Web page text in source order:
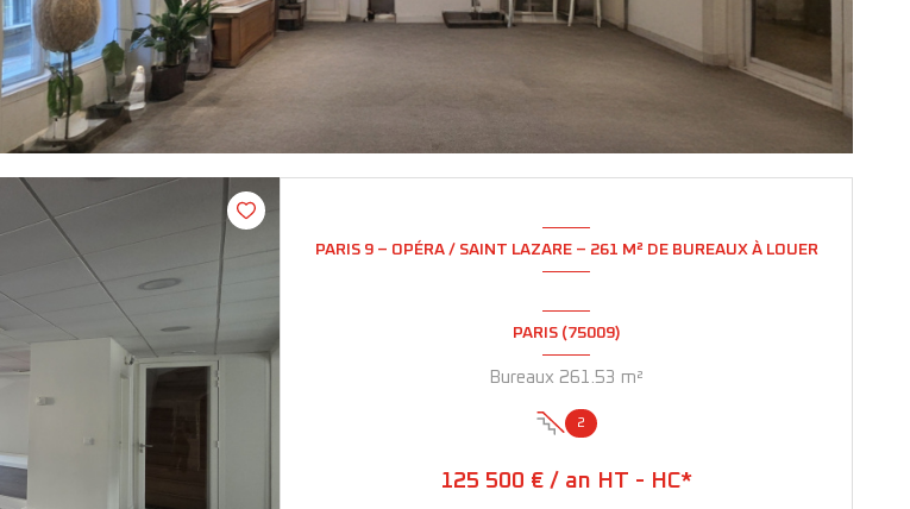
PARIS 9 – OPÉRA / SAINT LAZARE – 261 M² DE BUREAUX À LOUER
PARIS (75009)
Bureaux 261.53 m²
2
125 500 € / an HT - HC*